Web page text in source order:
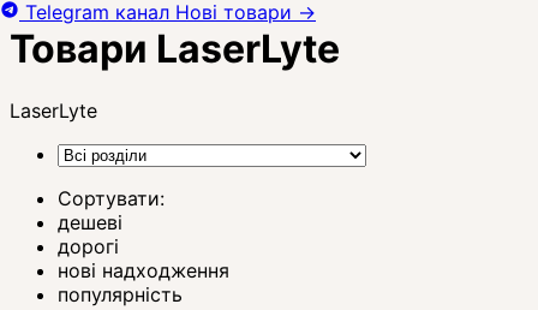
Товари LaserLyte
LaserLyte
Сортувати:
дешеві
дорогі
нові надходження
популярність
Telegram канал Нові товари →